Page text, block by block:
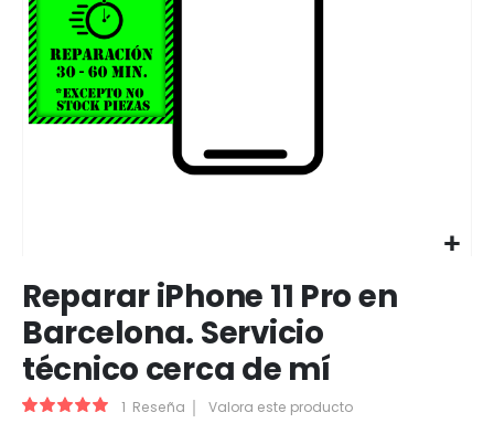
al
comienzo
de
la
galería
de
Reparar iPhone 11 Pro en
Barcelona. Servicio
técnico cerca de mí
Valoración: 1 Reseña Valora este producto